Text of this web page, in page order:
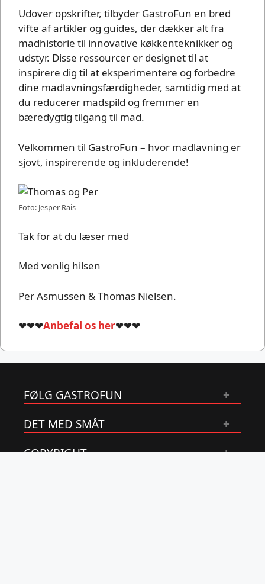
Udover opskrifter, tilbyder GastroFun en bred
vifte af artikler og guides, der dækker alt fra
madhistorie til innovative køkkenteknikker og
udstyr. Disse ressourcer er designet til at
inspirere dig til at eksperimentere og forbedre
dine madlavningsfærdigheder, samtidig med at
du reducerer madspild og fremmer en
bæredygtig tilgang til mad.
Velkommen til GastroFun – hvor madlavning er
sjovt, inspirerende og inkluderende!
Foto: Jesper Rais
Tak for at du læser med
Med venlig hilsen
Per Asmussen & Thomas Nielsen.
❤❤❤Anbefal os her❤❤❤
FØLG GASTROFUN
DET MED SMÅT
COPYRIGHT